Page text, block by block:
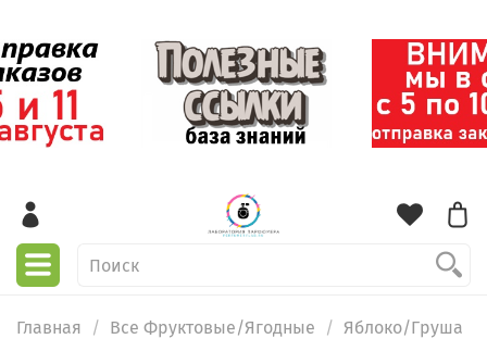
Главная Все Фруктовые/Ягодные Яблоко/Груша